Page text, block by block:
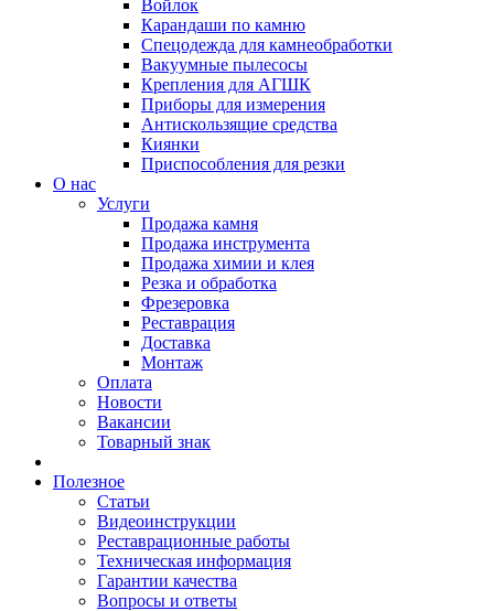
Войлок
Карандаши по камню
Спецодежда для камнеобработки
Вакуумные пылесосы
Крепления для АГШК
Приборы для измерения
Антискользящие средства
Киянки
Приспособления для резки
О нас
Услуги
Продажа камня
Продажа инструмента
Продажа химии и клея
Резка и обработка
Фрезеровка
Реставрация
Доставка
Монтаж
Оплата
Новости
Вакансии
Товарный знак
Полезное
Статьи
Видеоинструкции
Реставрационные работы
Техническая информация
Гарантии качества
Вопросы и ответы